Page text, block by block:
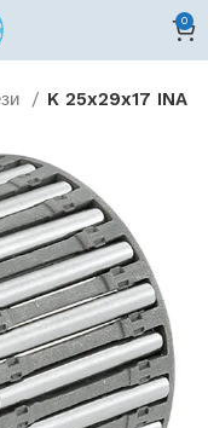
0
K 25x29x17 INA